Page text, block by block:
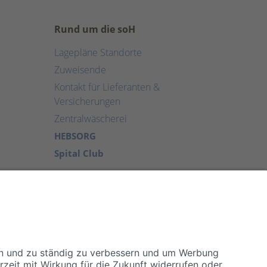
Rund um die soH
Lagepläne Standorte
Zuweisende
Kontakt für Lieferanten &
Versicherungen
Zentralwäscherei
HEBSORG
Spital Club